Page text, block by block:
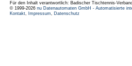
Für den Inhalt verantwortlich: Badischer Tischtennis-
© 1999-2026 nu Datenautomaten GmbH - Automatisierte
Kontakt, Impressum, Datenschutz